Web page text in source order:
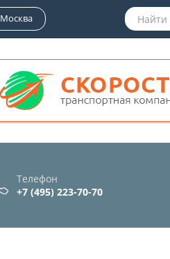
Москва
Телефон
+7 (495) 223-70-70